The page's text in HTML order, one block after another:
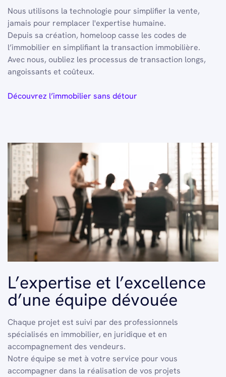
Nous utilisons la technologie pour simplifier la vente,
jamais pour remplacer l'expertise humaine.
Depuis sa création, homeloop casse les codes de
l’immobilier en simplifiant la transaction immobilière.
Avec nous, oubliez les processus de transaction longs,
angoissants et coûteux.
Découvrez l’immobilier sans détour
L’expertise et l’excellence
d’une équipe dévouée
Chaque projet est suivi par des professionnels
spécialisés en immobilier, en juridique et en
accompagnement des vendeurs.
Notre équipe se met à votre service pour vous
accompagner dans la réalisation de vos projets